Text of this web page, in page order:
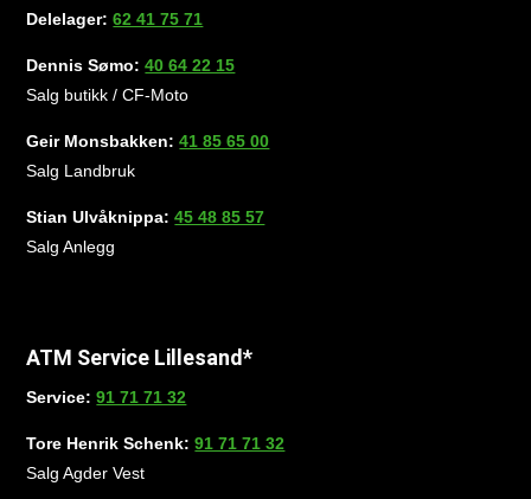
Delelager:62 41 75 71
Dennis Sømo:40 64 22 15
Salg butikk / CF-Moto
Geir Monsbakken:41 85 65 00
Salg Landbruk
Stian Ulvåknippa:45 48 85 57
Salg Anlegg
ATM Service Lillesand*
Service:91 71 71 32
Tore Henrik Schenk:91 71 71 32
Salg Agder Vest